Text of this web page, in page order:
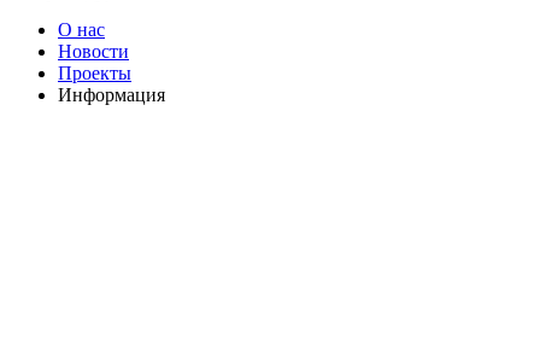
О нас
Новости
Проекты
Информация